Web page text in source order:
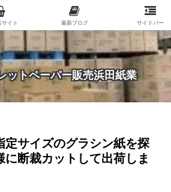
紙・印刷用紙など）の総合代
ットペーパー販売浜田紙業
定サイズのグラシン紙を探
に断裁カットして出荷しま
サイト 最新ブログ サイドバー